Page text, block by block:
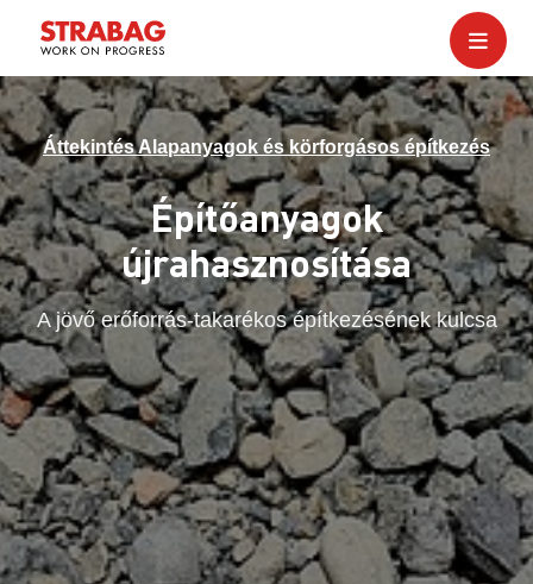
Áttekintés Alapanyagok és körforgásos építkezés
Építőanyagok
újrahasznosítása
A jövő erőforrás-takarékos építkezésének kulcsa